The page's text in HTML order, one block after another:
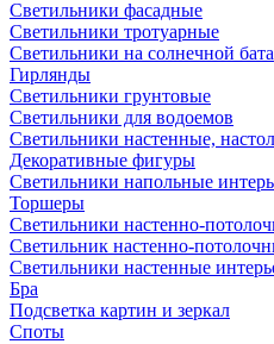
Светильники фасадные
Светильники тротуарные
Светильники на солнечной
Гирлянды
Светильники грунтовые
Светильники для водоемов
Светильники настенные,
Декоративные фигуры
Светильники напольные
Торшеры
Светильники настенно-
Светильник настенно-
Светильники настенные
Бра
Подсветка картин и зеркал
Споты